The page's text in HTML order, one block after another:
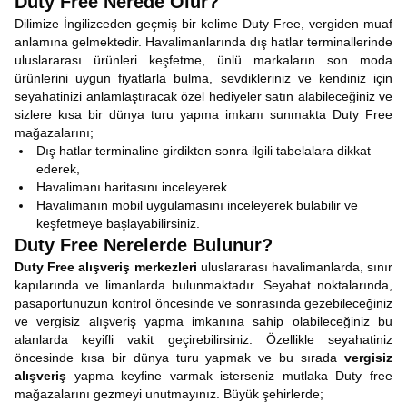
Dilimize İngilizceden geçmiş bir kelime Duty Free, vergiden muaf
anlamına gelmektedir. Havalimanlarında dış hatlar terminallerinde
uluslararası ürünleri keşfetme, ünlü markaların son moda
ürünlerini uygun fiyatlarla bulma, sevdikleriniz ve kendiniz için
seyahatinizi anlamlaştıracak özel hediyeler satın alabileceğiniz ve
sizlere kısa bir dünya turu yapma imkanı sunmakta Duty Free
mağazalarını;
Dış hatlar terminaline girdikten sonra ilgili tabelalara dikkat
ederek,
Havalimanı haritasını inceleyerek
Havalimanın mobil uygulamasını inceleyerek bulabilir ve
keşfetmeye başlayabilirsiniz.
Duty Free Nerelerde Bulunur?
Duty Free alışveriş merkezleri uluslararası havalimanlarda, sınır
kapılarında ve limanlarda bulunmaktadır. Seyahat noktalarında,
pasaportunuzun kontrol öncesinde ve sonrasında gezebileceğiniz
ve vergisiz alışveriş yapma imkanına sahip olabileceğiniz bu
alanlarda keyifli vakit geçirebilirsiniz. Özellikle seyahatiniz
öncesinde kısa bir dünya turu yapmak ve bu sırada vergisiz
alışveriş yapma keyfine varmak isterseniz mutlaka Duty free
mağazalarını gezmeyi unutmayınız. Büyük şehirlerde;